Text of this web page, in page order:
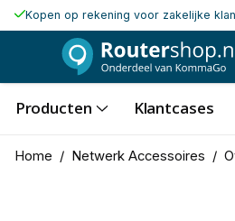
Kopen op rekening voor zakelijke
Producten Klantcases
Home / Netwerk Accessoires /